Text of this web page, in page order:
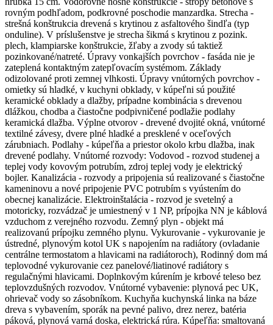
rovným podhľadom, podkrovné poschodie manzardka. Strecha -
strešná konštrukcia drevená s krytinou z asfaltového šindľa (typ
onduline). V príslušenstve je strecha šikmá s krytinou z pozink.
plech, klampiarske konštrukcie, žľaby a zvody sú taktiež
pozinkované/natreté. Úpravy vonkajších povrchov - fasáda nie je
zateplená kontaktným zatepľovacím systémom. Základy
odizolované proti zemnej vlhkosti. Úpravy vnútorných povrchov -
omietky sú hladké, v kuchyni obklady, v kúpeľni sú použité
keramické obklady a dlažby, prípadne kombinácia s drevenou
dlážkou, chodba a čiastočne podpivničené podlažie podlahy
keramická dlažba. Výplne otvorov - drevené dvojité okná, vnútorné
textilné závesy, dvere plné hladké a presklené v oceľových
zárubniach. Podlahy - kúpeľňa a priestor okolo krbu dlažba, inak
drevené podlahy. Vnútorné rozvody: Vodovod - rozvod studenej a
teplej vody kovovým potrubím, zdroj teplej vody je elektrický
bojler. Kanalizácia - rozvody a pripojenia sú realizované s čiastočne
kameninovu a nové pripojenie PVC potrubím s vyústením do
obecnej kanalizácie. Elektroinštalácia - rozvod je svetelný a
motoricky, rozvádzač je umiestnený v 1 NP, prípojka NN je káblová
vzduchom z verejného rozvodu. Zemný plyn - objekt má
realizovanú prípojku zemného plynu. Vykurovanie - vykurovanie je
ústredné, plynovým kotol UK s napojením na radiátory (ovladanie
centrálne termostatom a hlavicami na radiátoroch), Rodinný dom má
teplovodné vykurovanie cez panelové/liatinové radiátory s
regulačnými hlavicami. Doplnkovým kúrením je krbové teleso bez
teplovzdušných rozvodov. Vnútorné vybavenie: plynová pec UK,
ohrievač vody so zásobníkom. Kuchyňa kuchynská linka na báze
dreva s vybavením, sporák na pevné palivo, drez nerez, batéria
páková, plynová varná doska, elektrická rúra. Kúpeľňa: smaltovaná